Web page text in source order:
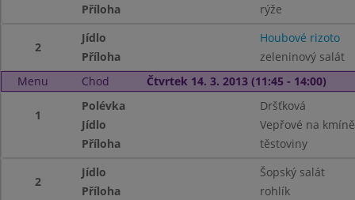
Příloha
rýže
2
Jídlo
Houbové rizoto
Příloha
zeleninový salát
Menu
Chod Čtvrtek 14. 3. 2013 (11:45 - 14:00)
1
Polévka
Dršťková
Jídlo
Vepřové na kmíně
Příloha
těstoviny
2
Jídlo
Šopský salát
Příloha
rohlík